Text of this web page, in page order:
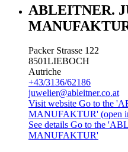
ABLEITNER.
Packer Strasse 122
8501LIEBOCH
Autriche
+43/3136/62186
juwelier@ableitner.co.at
Visit website Go to the
MANUFAKTUR' (open
See details Go to the
MANUFAKTUR'